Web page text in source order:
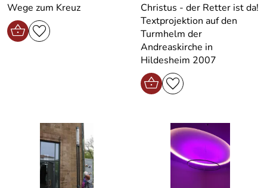
Wege zum Kreuz
Christus - der Retter ist da!
Textprojektion auf den
Turmhelm der
Andreaskirche in
Hildesheim 2007